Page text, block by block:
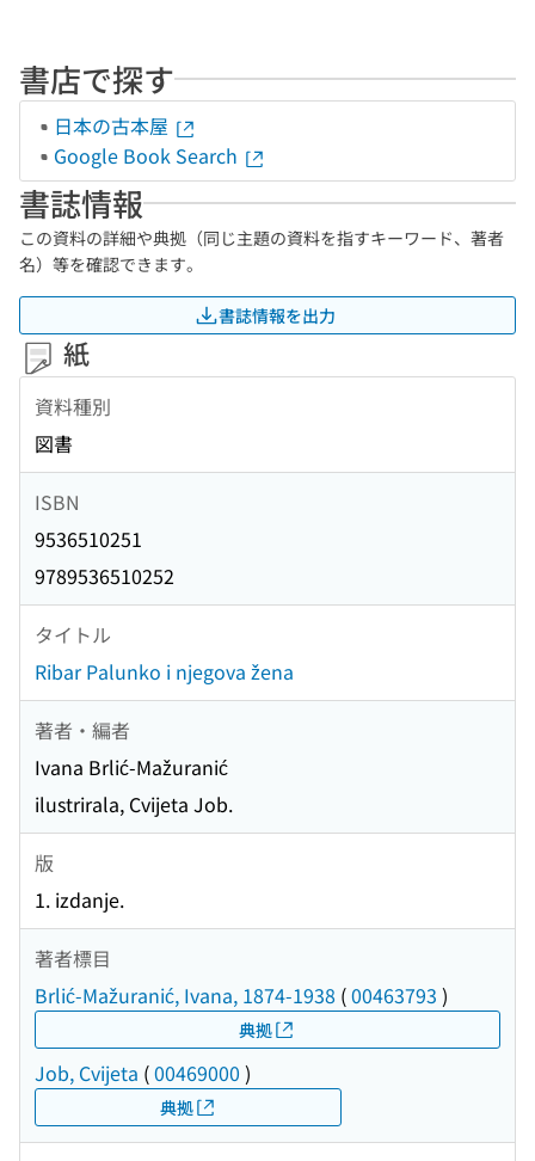
書店で探す
日本の古本屋
Google Book Search
書誌情報
この資料の詳細や典拠（同じ主題の資料を指すキーワード、著者
名）等を確認できます。
書誌情報を出力
紙
資料種別
図書
ISBN
9536510251
9789536510252
タイトル
Ribar Palunko i njegova žena
著者・編者
Ivana Brlić-Mažuranić
ilustrirala, Cvijeta Job.
版
1. izdanje.
著者標目
Brlić-Mažuranić, Ivana, 1874-1938 (00463793 )
典拠
Job, Cvijeta (00469000 )
典拠